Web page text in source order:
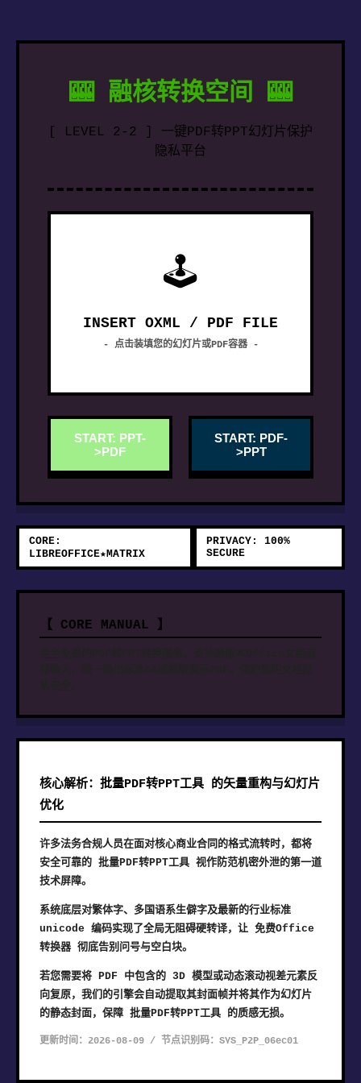
🎰 融核转换空间 🎰
[ LEVEL 2-2 ] 一键PDF转PPT幻灯片保护
隐私平台
🕹
INSERT OXML / PDF FILE
- 点击装填您的幻灯片或PDF容器 -
START: PPT-
>PDF
START: PDF-
>PPT
CORE:
LIBREOFFICE★MATRIX
PRIVACY: 100%
SECURE
【 CORE MANUAL 】
核心解析：批量PDF转PPT工具 的矢量重构与幻灯片
优化
许多法务合规人员在面对核心商业合同的格式流转时，都将
安全可靠的 批量PDF转PPT工具 视作防范机密外泄的第一道
技术屏障。
系统底层对繁体字、多国语系生僻字及最新的行业标准
unicode 编码实现了全局无阻碍硬转译，让 免费Office
转换器 彻底告别问号与空白块。
若您需要将 PDF 中包含的 3D 模型或动态滚动视差元素反
向复原，我们的引擎会自动提取其封面帧并将其作为幻灯片
的静态封面，保障 批量PDF转PPT工具 的质感无损。
更新时间：2026-08-09 / 节点识别码：SYS_P2P_06ec01